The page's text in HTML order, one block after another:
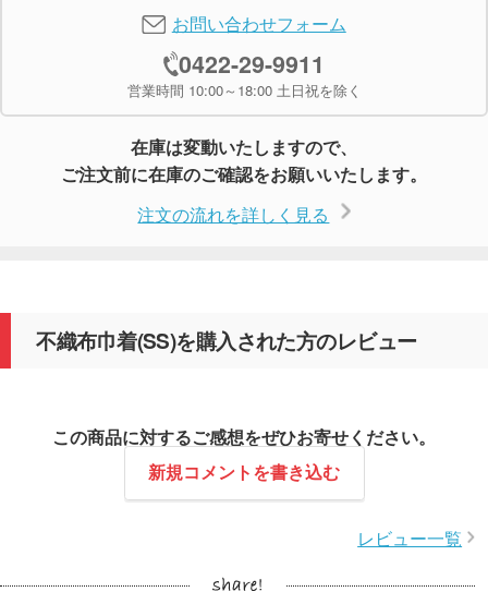
お問い合わせフォーム
0422-29-9911
営業時間 10:00～18:00 土日祝を除く
在庫は変動いたしますので、
ご注文前に在庫のご確認をお願いいたします。
注文の流れを詳しく見る
不織布巾着(SS)を購入された方のレビュー
この商品に対するご感想をぜひお寄せください。
新規コメントを書き込む
レビュー一覧